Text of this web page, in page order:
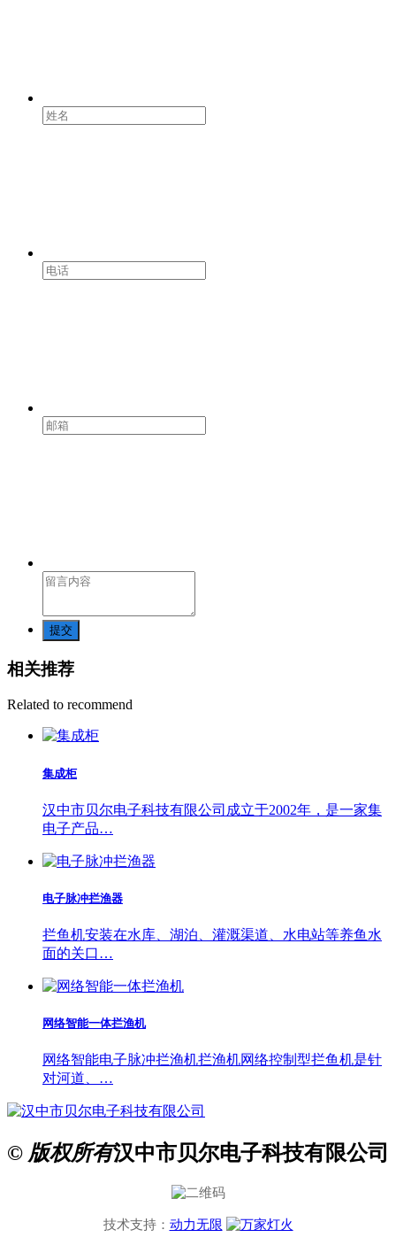
提交
相关推荐
Related to recommend
集成柜
汉中市贝尔电子科技有限公司成立于2002年，是一家集
电子产品…
电子脉冲拦渔器
拦鱼机安装在水库、湖泊、灌溉渠道、水电站等养鱼水
面的关口…
网络智能一体拦渔机
网络智能电子脉冲拦渔机拦渔机网络控制型拦鱼机是针
对河道、…
© 版权所有汉中市贝尔电子科技有限公司
技术支持： 动力无限